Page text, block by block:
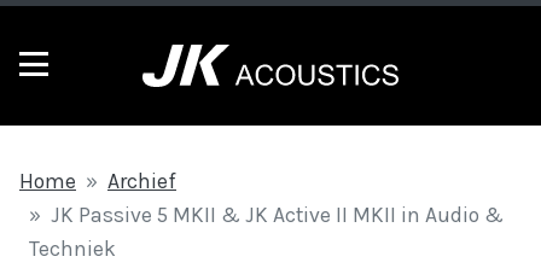
Home
Archief
JK Passive 5 MKII & JK Active II MKII in Audio &
Techniek